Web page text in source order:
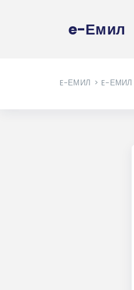
e-Емил
E-ЕМИЛ > E-ЕМИЛ